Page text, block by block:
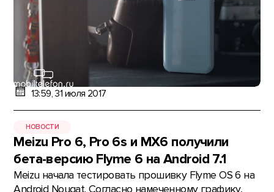
13:59, 31 июля 2017
НОВОСТИ
Meizu Pro 6, Pro 6s и MX6 получили
бета-версию Flyme 6 на Android 7.1
Meizu начала тестировать прошивку Flyme OS 6 на